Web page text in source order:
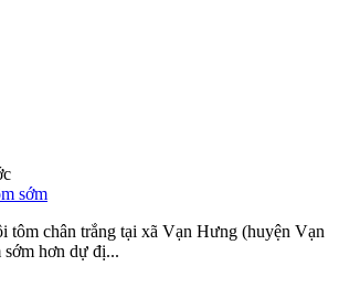
sớm
tôm chân trắng tại xã Vạn Hưng (huyện Vạn
hơn dự đị...